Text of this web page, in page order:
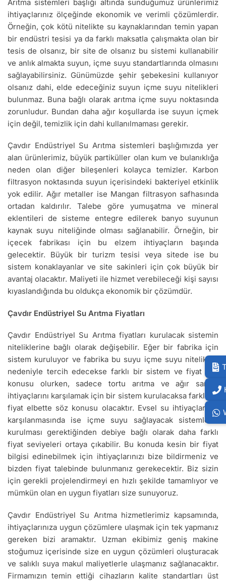
Arıtma sistemleri başlığı altında sunduğumuz ürünlerimiz
ihtiyaçlarınız ölçeğinde ekonomik ve verimli çözümlerdir.
Örneğin, çok kötü nitelikte su kaynaklarından temin yapan
bir endüstri tesisi ya da farklı maksatla çalışmakta olan bir
tesis de olsanız, bir site de olsanız bu sistemi kullanabilir
ve anlık almakta suyun, içme suyu standartlarında olmasını
sağlayabilirsiniz. Günümüzde şehir şebekesini kullanıyor
olsanız dahi, elde edeceğiniz suyun içme suyu nitelikleri
bulunmaz. Buna bağlı olarak arıtma içme suyu noktasında
zorunludur. Bundan daha ağır koşullarda ise suyun içmek
için değil, temizlik için dahi kullanılmaması gerekir.
Çavdır Endüstriyel Su Arıtma sistemleri başlığımızda yer
alan ürünlerimiz, büyük partiküller olan kum ve bulanıklığa
neden olan diğer bileşenleri kolayca temizler. Karbon
filtrasyon noktasında suyun içerisindeki bakteriyel etkinlik
yok edilir. Ağır metaller ise Mangan filtrasyon safhasında
ortadan kaldırılır. Talebe göre yumuşatma ve mineral
eklentileri de sisteme entegre edilerek banyo suyunun
kaynak suyu niteliğinde olması sağlanabilir. Örneğin, bir
içecek fabrikası için bu elzem ihtiyaçların başında
gelecektir. Büyük bir turizm tesisi veya sitede ise bu
sistem konaklayanlar ve site sakinleri için çok büyük bir
avantaj olacaktır. Maliyeti ile hizmet verebileceği kişi sayısı
kıyaslandığında bu oldukça ekonomik bir çözümdür.
Çavdır Endüstriyel Su Arıtma Fiyatları
Çavdır Endüstriyel Su Arıtma fiyatları kurulacak sistemin
niteliklerine bağlı olarak değişebilir. Eğer bir fabrika için
sistem kuruluyor ve fabrika bu suyu içme suyu nitelikleri
nedeniyle tercih edecekse farklı bir sistem ve fiyat söz
konusu olurken, sadece tortu arıtma ve ağır sanayi
ihtiyaçlarını karşılamak için bir sistem kurulacaksa farklı bir
fiyat elbette söz konusu olacaktır. Evsel su ihtiyaçlarının
karşılanmasında ise içme suyu sağlayacak sistemlerin
kurulması gerektiğinden debiye bağlı olarak daha farklı
fiyat seviyeleri ortaya çıkabilir. Bu konuda kesin bir fiyat
bilgisi edinebilmek için ihtiyaçlarınızı bize bildirmeniz ve
bizden fiyat talebinde bulunmanız gerekecektir. Biz sizin
için gerekli projelendirmeyi en hızlı şekilde tamamlıyor ve
mümkün olan en uygun fiyatları size sunuyoruz.
Çavdır Endüstriyel Su Arıtma hizmetlerimiz kapsamında,
ihtiyaçlarınıza uygun çözümlere ulaşmak için tek yapmanız
gereken bizi aramaktır. Uzman ekibimiz geniş makine
stoğumuz içerisinde size en uygun çözümleri oluşturacak
ve salıklı suya makul maliyetlerle ulaşmanız sağlanacaktır.
Firmamızın temin ettiği cihazların kalite standartları üst